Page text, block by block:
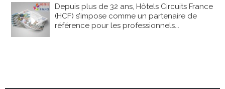
Depuis plus de 32 ans, Hôtels Circuits France
(HCF) s’impose comme un partenaire de
référence pour les professionnels...